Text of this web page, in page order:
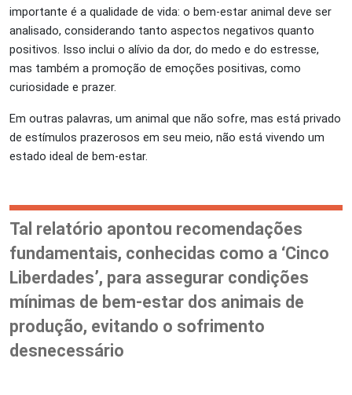
importante é a qualidade de vida: o bem-estar animal deve ser
analisado, considerando tanto aspectos negativos quanto
positivos. Isso inclui o alívio da dor, do medo e do estresse,
mas também a promoção de emoções positivas, como
curiosidade e prazer.
Em outras palavras, um animal que não sofre, mas está privado
de estímulos prazerosos em seu meio, não está vivendo um
estado ideal de bem-estar.
Tal relatório apontou recomendações
fundamentais, conhecidas como a ‘Cinco
Liberdades’, para assegurar condições
mínimas de bem-estar dos animais de
produção, evitando o sofrimento
desnecessário